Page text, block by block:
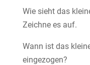
Wie sieht das
Zeichne es auf.
Wann ist das
eingezogen?